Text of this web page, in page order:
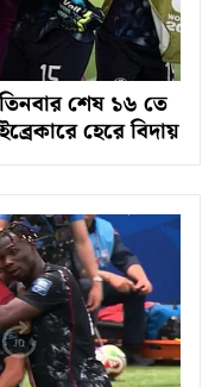
শেষ ১৬ তে
হেরে বিদায়